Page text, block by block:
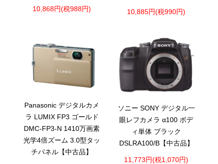
10,868円(税988円) 10,885円(税990円)
Panasonic デジタルカメ
ラ LUMIX FP3 ゴールド
DMC-FP3-N 1410万画素
光学4倍ズーム 3.0型タッ
チパネル【中古品】
ソニー SONY デジタル一
眼レフカメラ α100 ボデ
ィ単体 ブラック
DSLRA100/B【中古品】
11,773円(税1,070円)